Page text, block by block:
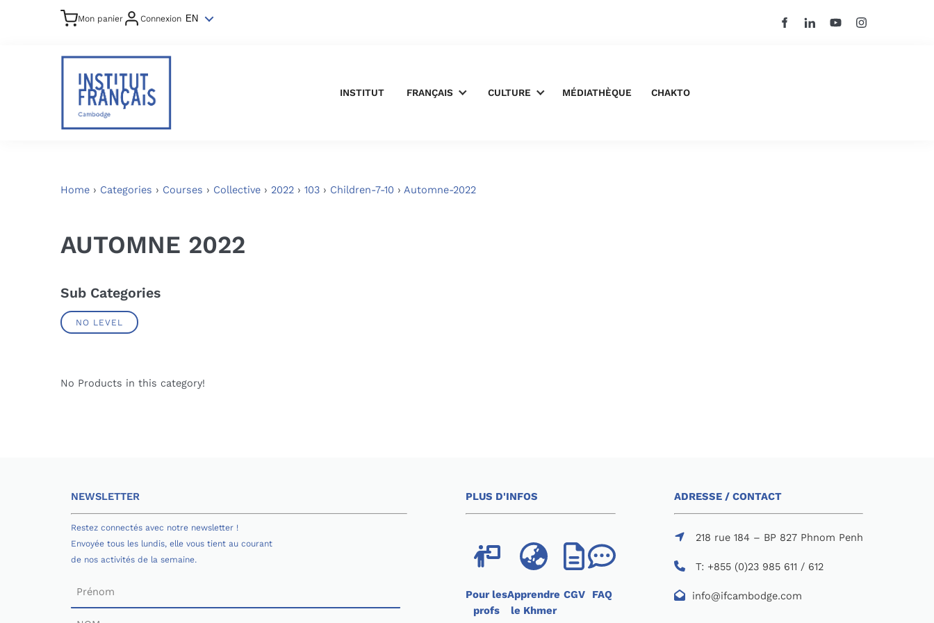
Mon panier Connexion EN
INSTITUT FRANÇAIS CULTURE MÉDIATHÈQUE CHAKTO
Home › Categories › Courses › Collective › 2022 › 103 › Children-7-10 › Automne-2022
AUTOMNE 2022
Sub Categories
NO LEVEL
No Products in this category!
NEWSLETTER
Restez connectés avec notre newsletter !
Envoyée tous les lundis, elle vous tient au courant
de nos activités de la semaine.
PLUS D'INFOS
Pour les
profs
Apprendre
le Khmer
CGV FAQ
ADRESSE / CONTACT
218 rue 184 – BP 827 Phnom Penh
T: +855 (0)23 985 611 / 612
info@ifcambodge.com